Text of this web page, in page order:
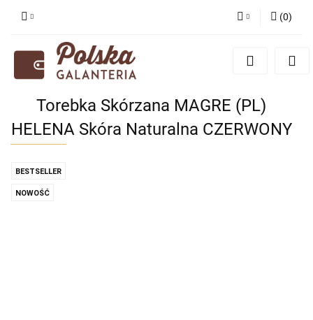
Zaloguj się
Zgody cookies
(0)
Torebka Skórzana MAGRE (PL)
HELENA Skóra Naturalna CZERWONY
BESTSELLER
NOWOŚĆ